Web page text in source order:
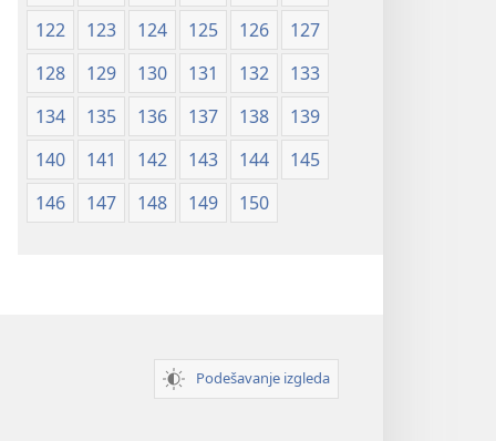
122
123 124 125 126
127
128
129 130 131 132
133
134
135 136 137 138
139
140
141 142 143 144
145
146
147 148 149 150
Podešavanje izgleda